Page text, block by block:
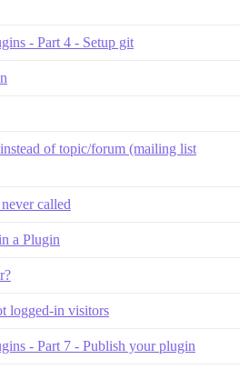
- Part 4 - Setup git
of topic/forum (mailing list
called
a Plugin
logged-in visitors
- Part 7 - Publish your plugin